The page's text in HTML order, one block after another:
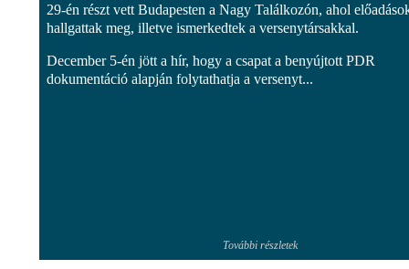
29-én részt vett Budapesten a Nagy Találkozón, ahol
hallgattak meg, illetve ismerkedtek a versenytársakkal.
December 5-én jött a hír, hogy a csapat a benyújtott PDR
dokumentáció alapján folytathatja a versenyt...
További részletek